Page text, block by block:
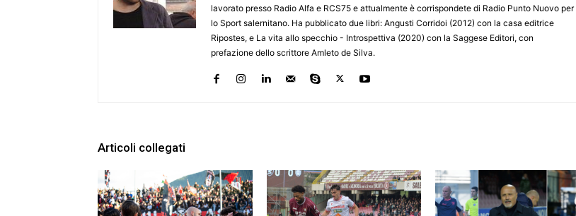
lavorato presso Radio Alfa e RCS75 e attualmente è corrispondete di Radio Punto Nuovo per
lo Sport salernitano. Ha pubblicato due libri: Angusti Corridoi (2012) con la casa editrice
Ripostes, e La vita allo specchio - Introspettiva (2020) con la Saggese Editori, con
prefazione dello scrittore Amleto de Silva.
Articoli collegati